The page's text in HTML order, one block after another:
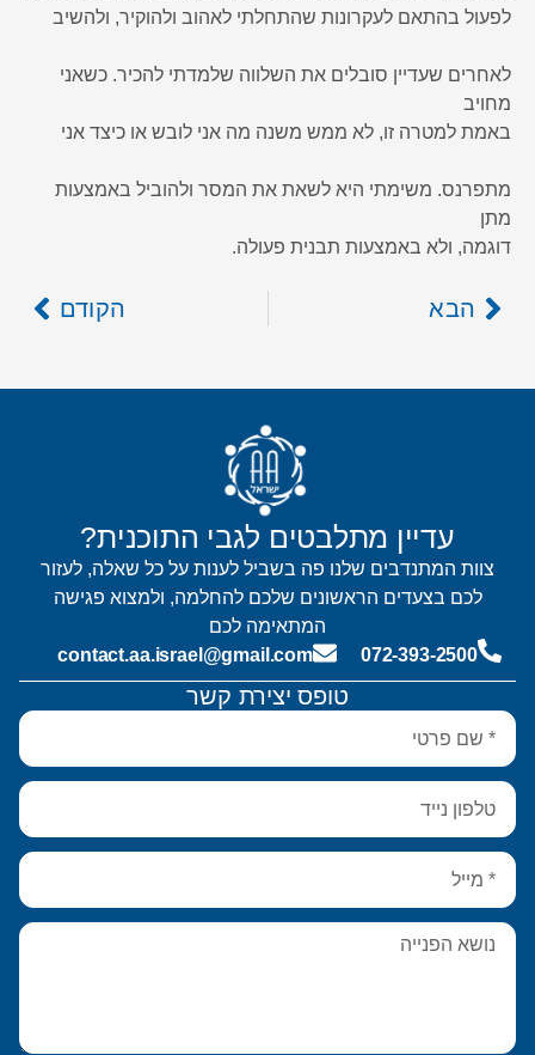
לפעול בהתאם לעקרונות שהתחלתי לאהוב ולהוקיר, ולהשיב
לאחרים שעדיין סובלים את השלווה שלמדתי להכיר. כשאני
מחויב
באמת למטרה זו, לא ממש משנה מה אני לובש או כיצד אני
מתפרנס. משימתי היא לשאת את המסר ולהוביל באמצעות
מתן
דוגמה, ולא באמצעות תבנית פעולה.
הבא הקודם
טופס יצירת קשר
עדיין מתלבטים לגבי התוכנית?
צוות המתנדבים שלנו פה בשביל לענות על כל שאלה, לעזור
לכם בצעדים הראשונים שלכם להחלמה, ולמצוא פגישה
המתאימה לכם
072-393-2500
contact.aa.israel@gmail.com